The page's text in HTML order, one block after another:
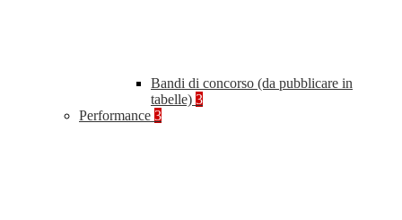
Bandi di concorso (da pubblicare in
tabelle) 3
Performance 3